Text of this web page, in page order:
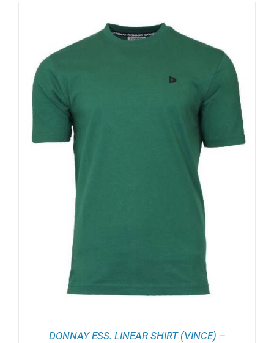
DONNAY ESS. LINEAR SHIRT (VINCE) –